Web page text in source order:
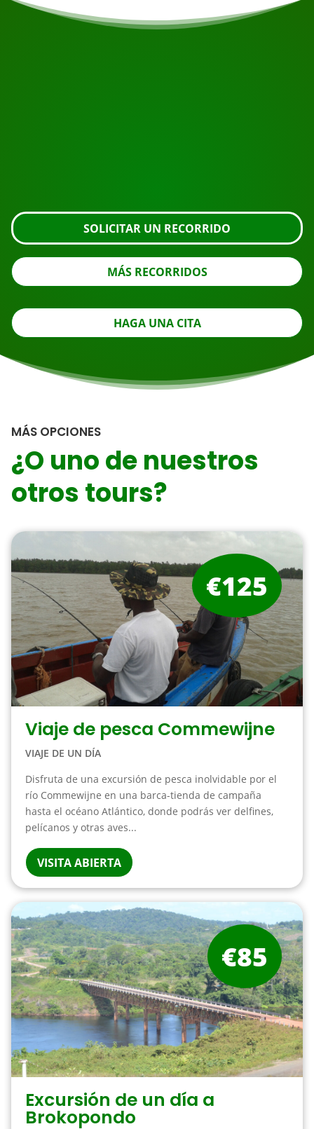
SOLICITAR UN RECORRIDO
MÁS RECORRIDOS
HAGA UNA CITA
MÁS OPCIONES
¿O uno de nuestros
otros tours?
Viaje de pesca Commewijne
VIAJE DE UN DÍA
Disfruta de una excursión de pesca inolvidable por el
río Commewijne en una barca-tienda de campaña
hasta el océano Atlántico, donde podrás ver delfines,
pelícanos y otras aves...
VISITA ABIERTA
€125
Excursión de un día a
Brokopondo
€85